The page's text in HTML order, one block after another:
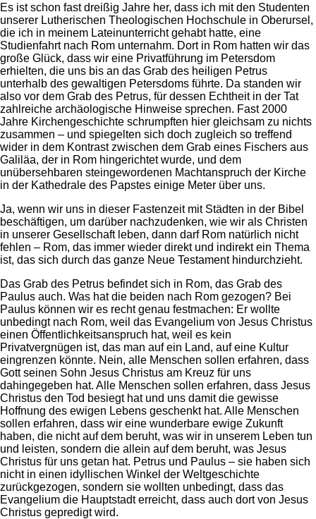
Es ist schon fast dreißig Jahre her, dass ich mit den Studenten
unserer Lutherischen Theologischen Hochschule in Oberursel,
die ich in meinem Lateinunterricht gehabt hatte, eine
Studienfahrt nach Rom unternahm. Dort in Rom hatten wir das
große Glück, dass wir eine Privatführung im Petersdom
erhielten, die uns bis an das Grab des heiligen Petrus
unterhalb des gewaltigen Petersdoms führte. Da standen wir
also vor dem Grab des Petrus, für dessen Echtheit in der Tat
zahlreiche archäologische Hinweise sprechen. Fast 2000
Jahre Kirchengeschichte schrumpften hier gleichsam zu nichts
zusammen – und spiegelten sich doch zugleich so treffend
wider in dem Kontrast zwischen dem Grab eines Fischers aus
Galiläa, der in Rom hingerichtet wurde, und dem
unübersehbaren steingewordenen Machtanspruch der Kirche
in der Kathedrale des Papstes einige Meter über uns.
Ja, wenn wir uns in dieser Fastenzeit mit Städten in der Bibel
beschäftigen, um darüber nachzudenken, wie wir als Christen
in unserer Gesellschaft leben, dann darf Rom natürlich nicht
fehlen – Rom, das immer wieder direkt und indirekt ein Thema
ist, das sich durch das ganze Neue Testament hindurchzieht.
Das Grab des Petrus befindet sich in Rom, das Grab des
Paulus auch. Was hat die beiden nach Rom gezogen? Bei
Paulus können wir es recht genau festmachen: Er wollte
unbedingt nach Rom, weil das Evangelium von Jesus Christus
einen Öffentlichkeitsanspruch hat, weil es kein
Privatvergnügen ist, das man auf ein Land, auf eine Kultur
eingrenzen könnte. Nein, alle Menschen sollen erfahren, dass
Gott seinen Sohn Jesus Christus am Kreuz für uns
dahingegeben hat. Alle Menschen sollen erfahren, dass Jesus
Christus den Tod besiegt hat und uns damit die gewisse
Hoffnung des ewigen Lebens geschenkt hat. Alle Menschen
sollen erfahren, dass wir eine wunderbare ewige Zukunft
haben, die nicht auf dem beruht, was wir in unserem Leben tun
und leisten, sondern die allein auf dem beruht, was Jesus
Christus für uns getan hat. Petrus und Paulus – sie haben sich
nicht in einen idyllischen Winkel der Weltgeschichte
zurückgezogen, sondern sie wollten unbedingt, dass das
Evangelium die Hauptstadt erreicht, dass auch dort von Jesus
Christus gepredigt wird.